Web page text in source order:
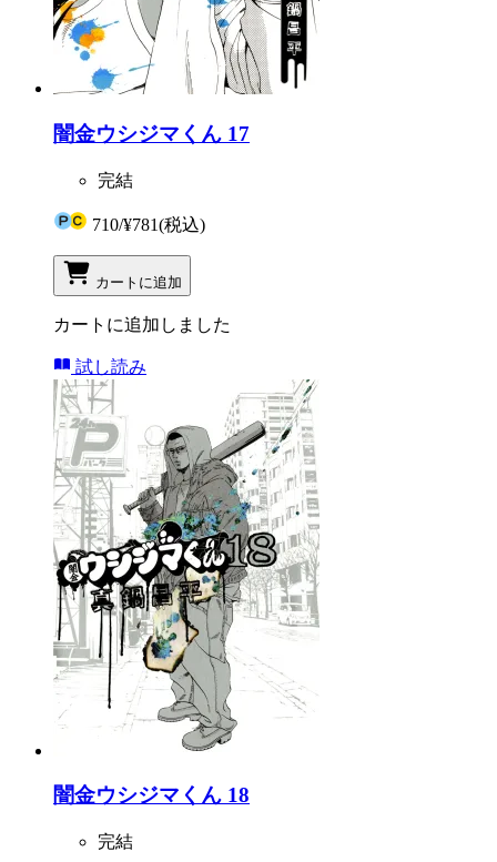
闇金ウシジマくん 17
完結
710/¥781(税込)
カートに追加
カートに追加しました
試し読み
闇金ウシジマくん 18
完結